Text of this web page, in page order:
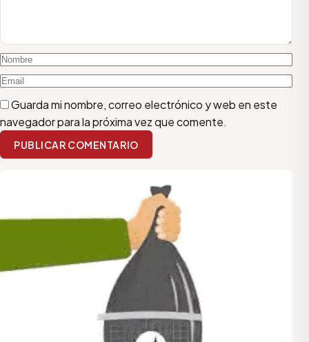
Guarda mi nombre, correo electrónico y web en este
navegador para la próxima vez que comente.
PUBLICAR COMENTARIO